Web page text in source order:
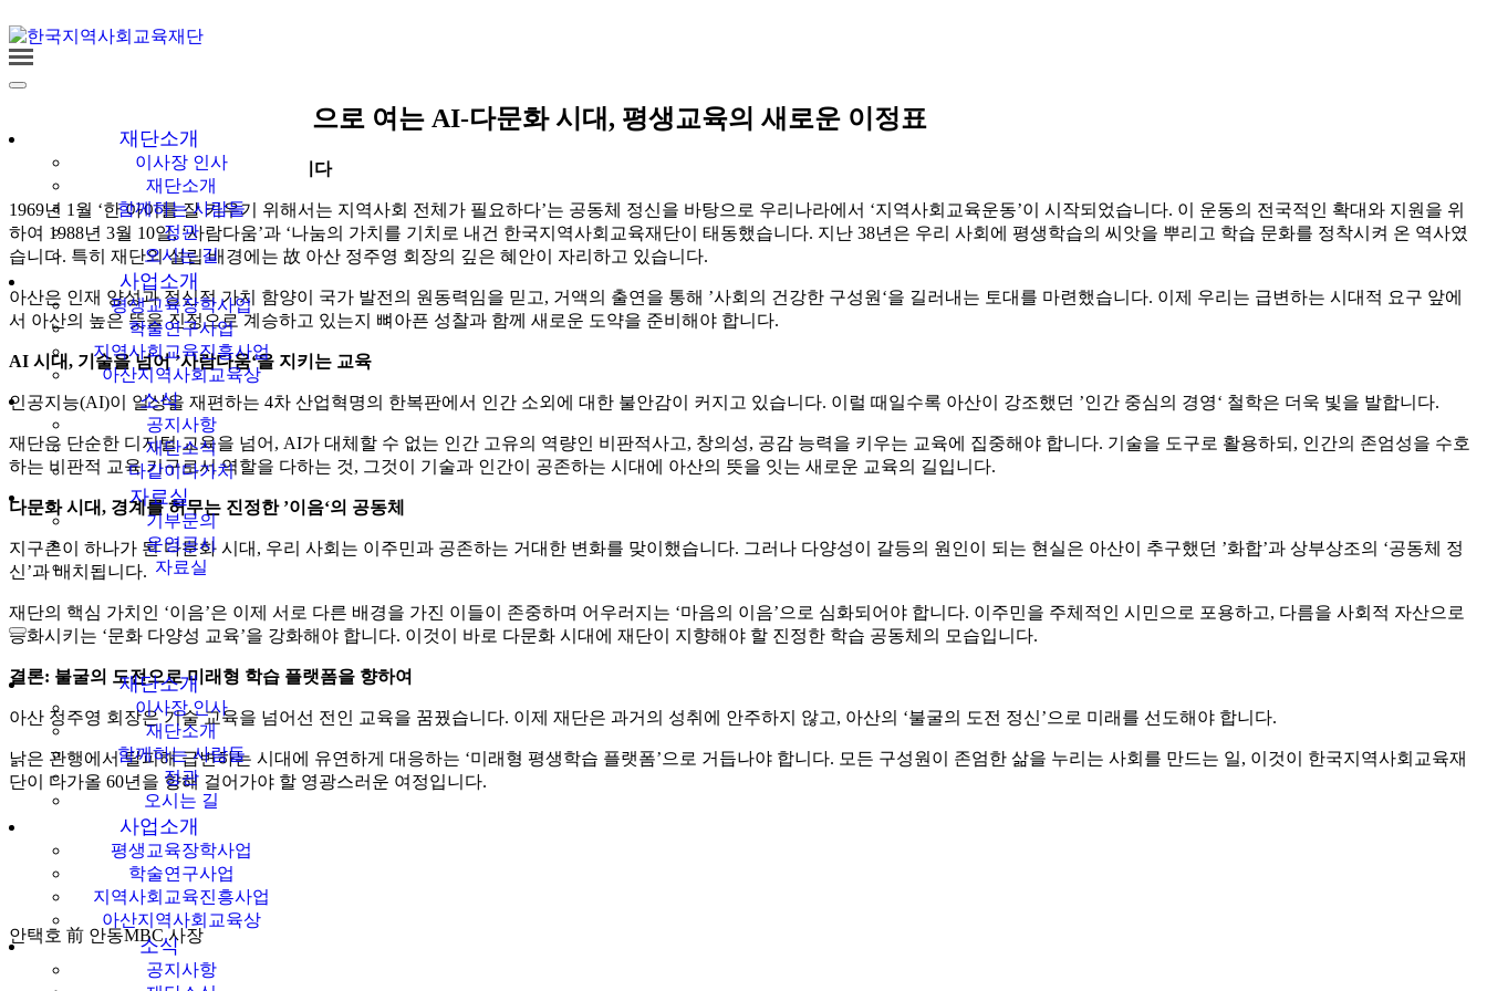
한국지역사회교육
재단
재단소개
이사장 인사
재단소개
함께하는 사람들
정관
오시는 길
사업소개
평생교육장학사업
학술연구사업
지역사회교육진흥사업
아산지역사회교육상
소식
공지사항
재단소식
다같이다가치
자료실
기부문의
운영공시
자료실
재단소개
이사장 인사
재단소개
함께하는 사람들
정관
오시는 길
사업소개
평생교육장학사업
학술연구사업
지역사회교육진흥사업
아산지역사회교육상
소식
공지사항
다같이多가치
[안택호 칼럼] 아산의 정신으로 여는 AI-다문화 시대, 평생교육의 새로운 이정표
평생교육의 요람, 아산의 혜안을 되새기다
1969년 1월 ‘한 아이를 잘 키우기 위해서는 지역사회 전체가 필요하다’는 공동체 정신을 바탕으로 우리나라에서 ‘지역사회교육운동’이 시작되었습니다. 이 운동의 전국적인 확대와 지원을 위
하여 1988년 3월 10일, ‘사람다움’과 ‘나눔의 가치를 기치로 내건 한국지역사회교육재단이 태동했습니다. 지난 38년은 우리 사회에 평생학습의 씨앗을 뿌리고 학습 문화를 정착시켜 온 역사였
습니다. 특히 재단의 설립 배경에는 故 아산 정주영 회장의 깊은 혜안이 자리하고 있습니다.
아산은 인재 양성과 정신적 가치 함양이 국가 발전의 원동력임을 믿고, 거액의 출연을 통해 ’사회의 건강한 구성원‘을 길러내는 토대를 마련했습니다. 이제 우리는 급변하는 시대적 요구 앞에
서 아산의 높은 뜻을 진정으로 계승하고 있는지 뼈아픈 성찰과 함께 새로운 도약을 준비해야 합니다.
AI 시대, 기술을 넘어 ’사람다움‘을 지키는 교육
인공지능(AI)이 일상을 재편하는 4차 산업혁명의 한복판에서 인간 소외에 대한 불안감이 커지고 있습니다. 이럴 때일수록 아산이 강조했던 ’인간 중심의 경영‘ 철학은 더욱 빛을 발합니다.
재단은 단순한 디지털 교육을 넘어, AI가 대체할 수 없는 인간 고유의 역량인 비판적사고, 창의성, 공감 능력을 키우는 교육에 집중해야 합니다. 기술을 도구로 활용하되, 인간의 존엄성을 수호
하는 비판적 교육 기구로서 역할을 다하는 것, 그것이 기술과 인간이 공존하는 시대에 아산의 뜻을 잇는 새로운 교육의 길입니다.
다문화 시대, 경계를 허무는 진정한 ’이음‘의 공동체
지구촌이 하나가 된 다문화 시대, 우리 사회는 이주민과 공존하는 거대한 변화를 맞이했습니다. 그러나 다양성이 갈등의 원인이 되는 현실은 아산이 추구했던 ’화합’과 상부상조의 ‘공동체 정
신’과 배치됩니다.
재단의 핵심 가치인 ‘이음’은 이제 서로 다른 배경을 가진 이들이 존중하며 어우러지는 ‘마음의 이음’으로 심화되어야 합니다. 이주민을 주체적인 시민으로 포용하고, 다름을 사회적 자산으로
승화시키는 ‘문화 다양성 교육’을 강화해야 합니다. 이것이 바로 다문화 시대에 재단이 지향해야 할 진정한 학습 공동체의 모습입니다.
결론: 불굴의 도전으로 미래형 학습 플랫폼을 향하여
아산 정주영 회장은 기술 교육을 넘어선 전인 교육을 꿈꿨습니다. 이제 재단은 과거의 성취에 안주하지 않고, 아산의 ‘불굴의 도전 정신’으로 미래를 선도해야 합니다.
낡은 관행에서 탈피해 급변하는 시대에 유연하게 대응하는 ‘미래형 평생학습 플랫폼’으로 거듭나야 합니다. 모든 구성원이 존엄한 삶을 누리는 사회를 만드는 일, 이것이 한국지역사회교육재
단이 다가올 60년을 향해 걸어가야 할 영광스러운 여정입니다.
안택호 前 안동MBC 사장